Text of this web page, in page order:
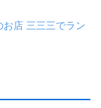
店 三三三でラン